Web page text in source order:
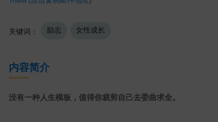
关键词： 励志 女性成长
内容简介
没有一种人生模板，值得你裁剪自己去委曲求全。